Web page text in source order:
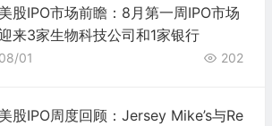
美股IPO市场前瞻：8月第一周IPO市场
来3家生物科技公司和1家银行
08/01 202
美股IPO周度回顾：Jersey Mike’s与Re